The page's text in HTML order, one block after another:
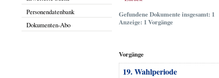
Personendatenbank
Dokumenten-Abo
Gefundene Dokumente insgesamt: 1
Anzeige: 1 Vorgänge
Vorgänge
19. Wahlperiode